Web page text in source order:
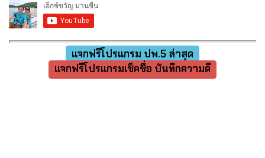
แจกฟรีโปรแกรม ปพ.5 ล่าสุด
แจกฟรีโปรแกรมเช็คชื่อ บันทึกความดี